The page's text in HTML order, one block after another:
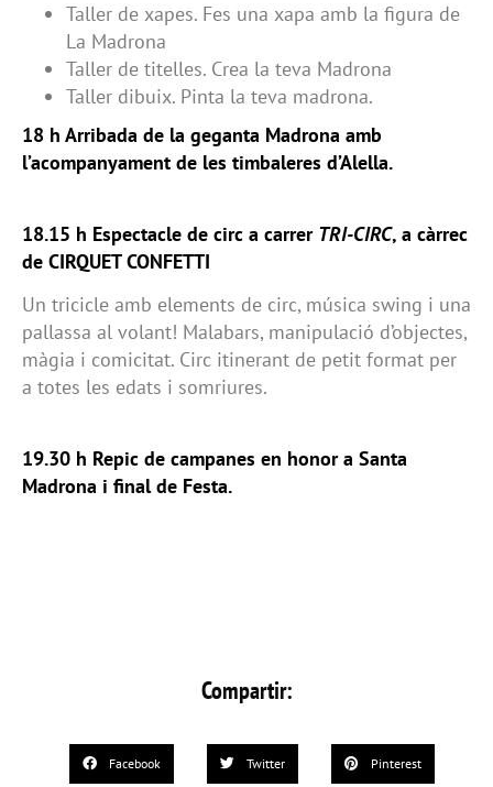
Taller de xapes. Fes una xapa amb la figura de
La Madrona
Taller de titelles. Crea la teva Madrona
Taller dibuix. Pinta la teva madrona.
18 h Arribada de la geganta Madrona amb
l’acompanyament de les timbaleres d’Alella.
18.15 h Espectacle de circ a carrer TRI-CIRC, a càrrec
de CIRQUET CONFETTI
Un tricicle amb elements de circ, música swing i una
pallassa al volant! Malabars, manipulació d’objectes,
màgia i comicitat. Circ itinerant de petit format per
a totes les edats i somriures.
19.30 h Repic de campanes en honor a Santa
Madrona i final de Festa.
Compartir:
Facebook Twitter Pinterest